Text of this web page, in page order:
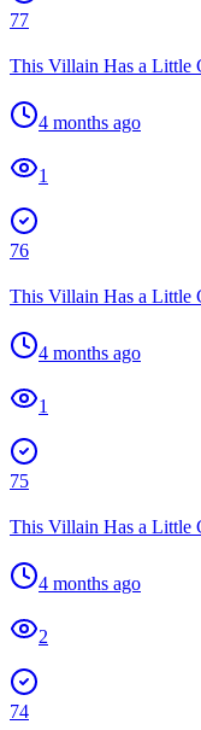
77
This Villain Has a
4 months ago
1
76
This Villain Has a
4 months ago
1
75
This Villain Has a
4 months ago
2
74